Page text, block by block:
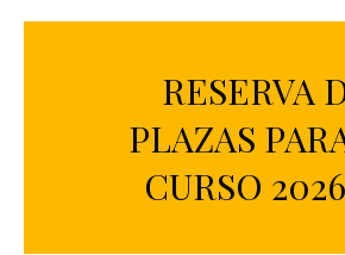
RESERVA
PLAZAS
CURSO